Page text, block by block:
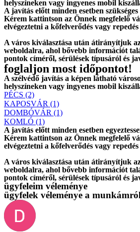
helyszíneken vagy ingyenes mobil
A javítás előtt minden esetben
Kérem kattintson az Önnek megfelelő
elvégeztetni a kőfelverődés vagy
A város kiválasztása után átirányítjuk
weboldalra, ahol bővebb információt
pontok címéről, sérülések típusáról és
foglaljon most időpontot!
A szélvédő javítás a képen látható
helyszíneken vagy ingyenes mobil
PÉCS (2)
KAPOSVÁR (1)
DOMBÓVÁR (1)
KOMLÓ (1)
A javítás előtt minden esetben
Kérem kattintson az Önnek megfelelő
elvégeztetni a kőfelverődés vagy
A város kiválasztása után átirányítjuk
weboldalra, ahol bővebb információt
pontok címéről, sérülések típusáról és
ügyfeleim véleménye
ügyfelek véleménye a munkámról